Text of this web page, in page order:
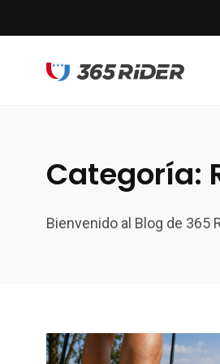
Categoría:
Bienvenido al Blog de 365